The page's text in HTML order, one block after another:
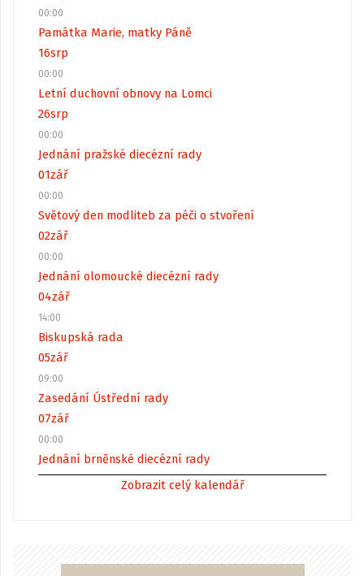
00:00
Památka Marie, matky Páně
16srp
00:00
Letní duchovní obnovy na Lomci
26srp
00:00
Jednání pražské diecézní rady
01zář
00:00
Světový den modliteb za péči o stvoření
02zář
00:00
Jednání olomoucké diecézní rady
04zář
14:00
Biskupská rada
05zář
09:00
Zasedání Ústřední rady
07zář
00:00
Jednání brněnské diecézní rady
Zobrazit celý kalendář